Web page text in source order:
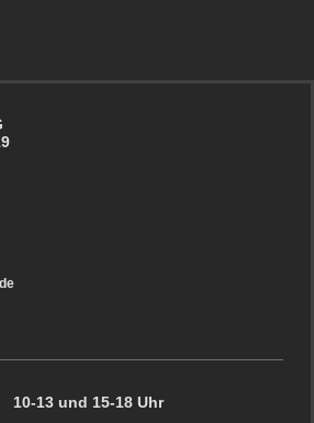
Fr 10-13 und 15-18 Uhr